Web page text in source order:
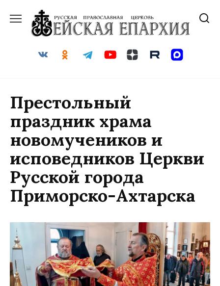
содержанию
Престольный
праздник храма
новомучеников и
исповедников Церкви
Русской города
Приморско-Ахтарска